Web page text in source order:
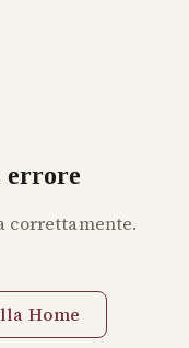
errore
correttamente.
Home